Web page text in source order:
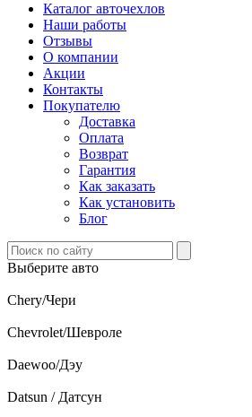
Каталог авточехлов
Наши работы
Отзывы
О компании
Акции
Контакты
Покупателю
Доставка
Оплата
Возврат
Гарантия
Как заказать
Как установить
Блог
Выберите авто
Chery/Чери
Chevrolet/Шевроле
Daewoo/Дэу
Datsun / Датсун